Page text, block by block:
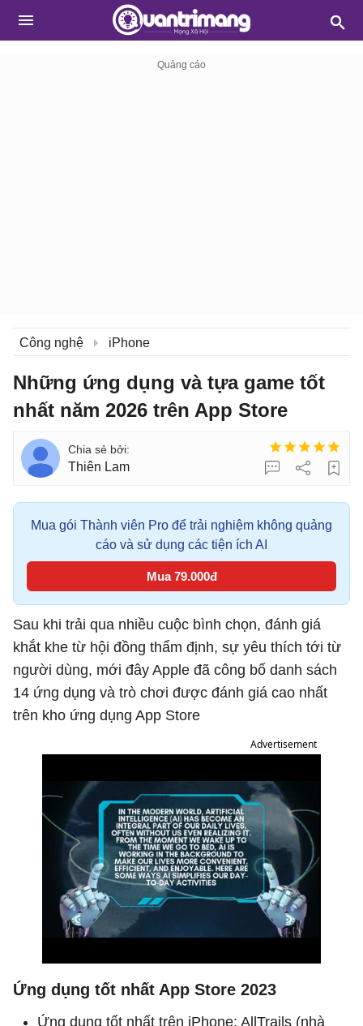
Công nghệ iPhone
Những ứng dụng và tựa game tốt
nhất năm 2026 trên App Store
Thiên Lam
Mua gói Thành viên Pro để trải nghiệm không quảng
cáo và sử dụng các tiện ích AI
Mua 79.000đ
Sau khi trải qua nhiều cuộc bình chọn, đánh giá
khắt khe từ hội đồng thẩm định, sự yêu thích tới từ
người dùng, mới đây Apple đã công bố danh sách
14 ứng dụng và trò chơi được đánh giá cao nhất
trên kho ứng dụng App Store
Advertisement
Ứng dụng tốt nhất App Store 2023
Ứng dụng tốt nhất trên iPhone: AllTrails (nhà